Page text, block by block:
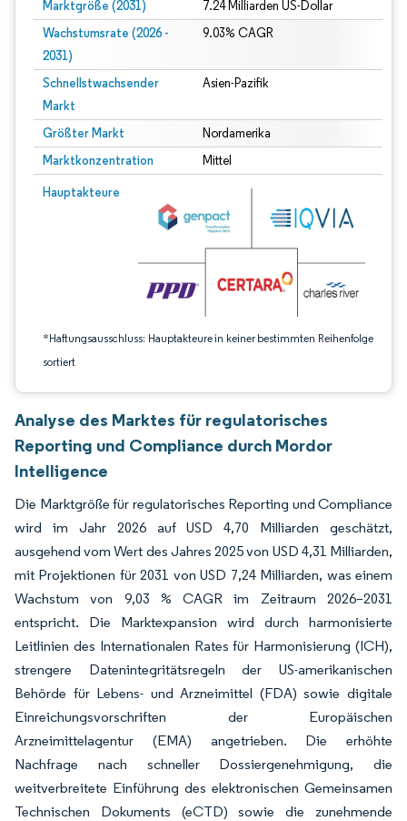
Marktgröße (2031) 7.24 Milliarden US-Dollar
Wachstumsrate (2026 -
2031)
9.03% CAGR
Schnellstwachsender
Markt
Asien-Pazifik
Größter Markt Nordamerika
Marktkonzentration Mittel
Hauptakteure
*Haftungsausschluss: Hauptakteure in keiner bestimmten Reihenfolge
sortiert
Bild © Mordor Intelligence. Wiederverwendung erfordert Namensnennung
Analyse des Marktes für regulatorisches
Reporting und Compliance durch Mordor
Intelligence
Die Marktgröße für regulatorisches Reporting und Compliance
wird im Jahr 2026 auf USD 4,70 Milliarden geschätzt,
ausgehend vom Wert des Jahres 2025 von USD 4,31 Milliarden,
mit Projektionen für 2031 von USD 7,24 Milliarden, was einem
Wachstum von 9,03 % CAGR im Zeitraum 2026–2031
entspricht. Die Marktexpansion wird durch harmonisierte
Leitlinien des Internationalen Rates für Harmonisierung (ICH),
strengere Datenintegritätsregeln der US-amerikanischen
Behörde für Lebens- und Arzneimittel (FDA) sowie digitale
Einreichungsvorschriften der Europäischen
Arzneimittelagentur (EMA) angetrieben. Die erhöhte
Nachfrage nach schneller Dossiergenehmigung, die
weitverbreitete Einführung des elektronischen Gemeinsamen
Technischen Dokuments (eCTD) sowie die zunehmende